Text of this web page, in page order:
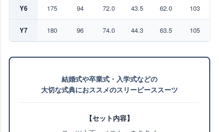
Y6 175 94 72.0 43.5 62.0 103
Y7 180 96 74.0 44.3 63.5 105
結婚式や卒業式・入学式などの
大切な式典におススメのスリーピーススーツ
【セット内容】